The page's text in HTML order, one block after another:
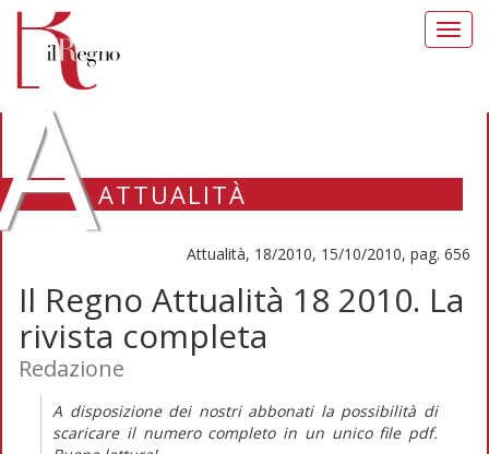
ATTUALITÀ
Attualità, 18/2010, 15/10/2010, pag. 656
Il Regno Attualità 18 2010. La
rivista completa
Redazione
A disposizione dei nostri abbonati la possibilità di
scaricare il numero completo in un unico file pdf.